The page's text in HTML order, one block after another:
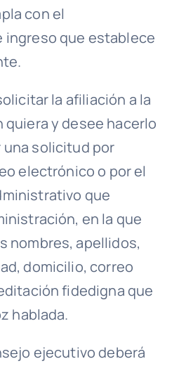
con el
ingreso que establece
la afiliación a la
y desee hacerlo
solicitud por
electrónico o por el
que
en la que
nombres, apellidos,
domicilio, correo
fidedignaque
hablada.
ejecutivodeberá